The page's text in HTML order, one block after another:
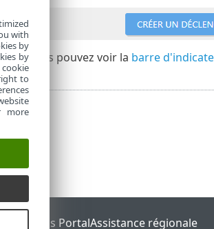
, vous pouvez voir la barre
ESET Status PortalAssistance régionale
with
by
by
to
more